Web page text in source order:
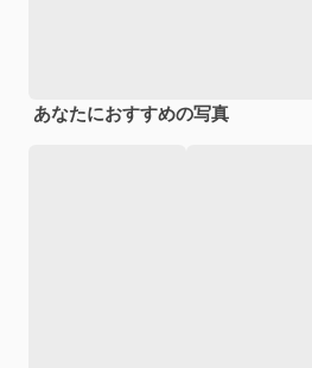
あなたにおすすめの写真